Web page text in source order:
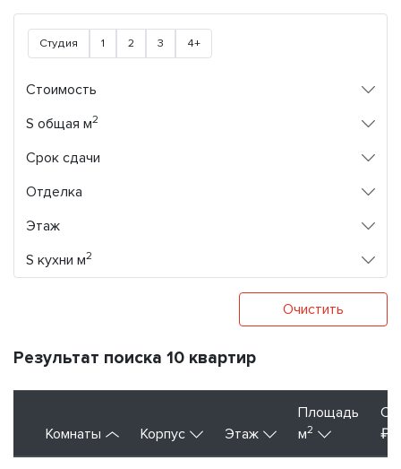
Студия 1 2 3 4+
Стоимость
S общая м2
Срок сдачи
Отделка
Этаж
S кухни м2
Очистить
Результат поиска 10 квартир
Комнаты Корпус Этаж
Площадь
м2
₽